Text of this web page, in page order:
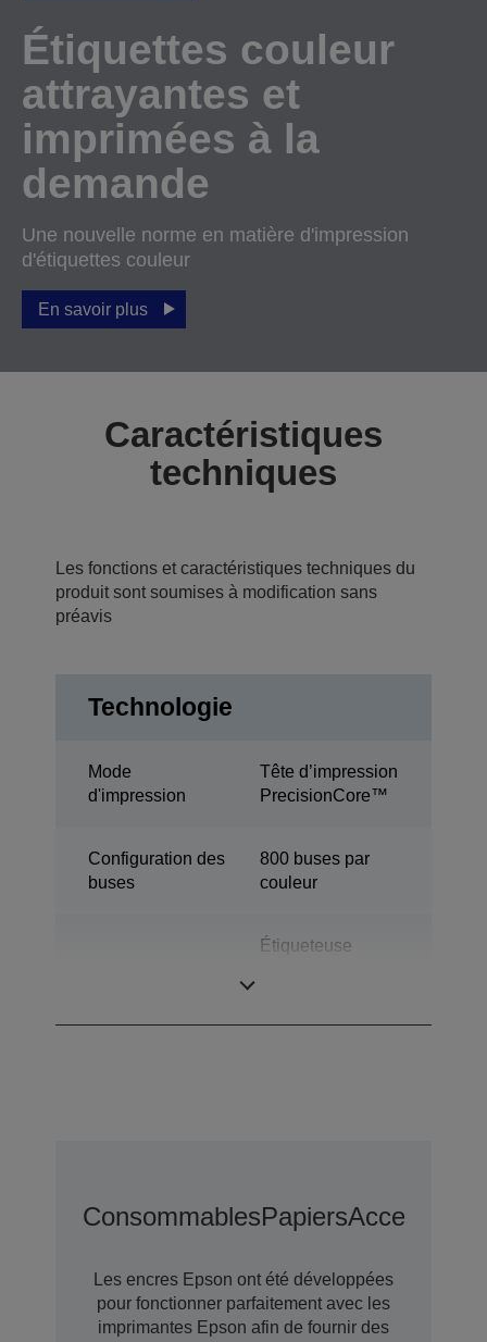
Étiquettes couleur
attrayantes et
imprimées à la
demande
Une nouvelle norme en matière d'impression
d'étiquettes couleur
En savoir plus
Caractéristiques
techniques
Les fonctions et caractéristiques techniques du
produit sont soumises à modification sans
préavis
Technologie
Mode
d'impression
Tête d’impression
PrecisionCore™
Configuration des
buses
800 buses par
couleur
Étiqueteuse
ConsommablesPapiersAccessoires
Les encres Epson ont été développées
pour fonctionner parfaitement avec les
imprimantes Epson afin de fournir des